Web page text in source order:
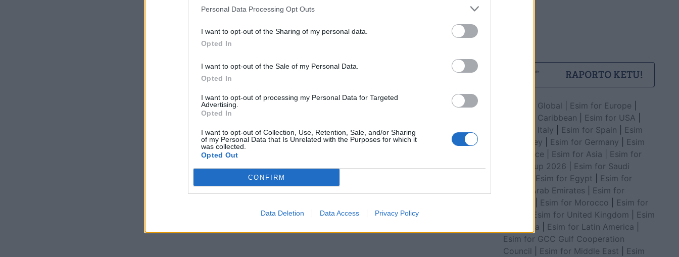
Personal Data Processing Opt Outs
I want to opt-out of the Sharing of my personal data.
Opted In
I want to opt-out of the Sale of my Personal Data.
Opted In
I want to opt-out of processing my Personal Data for Targeted
Advertising.
Opted In
I want to opt-out of Collection, Use, Retention, Sale, and/or Sharing
of my Personal Data that Is Unrelated with the Purposes for which it
was collected.
Opted Out
CONFIRM
Data Deletion Data Access Privacy Policy
Esim for Global Esim for Europe
Esim for Caribbean
Esim for USA
Esim for Italy
Esim for Spain
Esim
for Turkey
Esim for Germany
Esim
for Greece
Esim for Asia
Esim for
World Cup 2026
Esim for Saudi
Esim for Egypt
Esim for
United Arab Emirates
Esim for
Esim for Morocco
Esim for
Esim for United Kingdom
Esim
for Africa
Esim for Latin America
Esim for GCC Gulf Cooperation
Council
Esim for Middle East
Esim